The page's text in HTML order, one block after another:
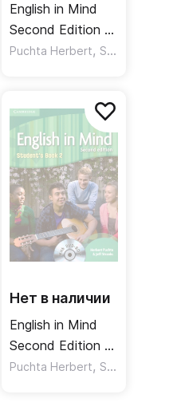
,Rinvolucri Mario
English in Mind
Second Edition 3
Student's Book
Puchta Herbert, Stranks Jeff
Нет в наличии
English in Mind
Second Edition 2
Student's Book
Puchta Herbert, Stranks Jeff